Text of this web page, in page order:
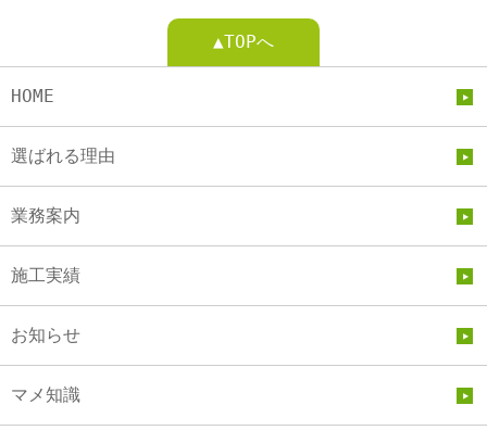
▲TOPへ
HOME
選ばれる理由
業務案内
施工実績
お知らせ
マメ知識